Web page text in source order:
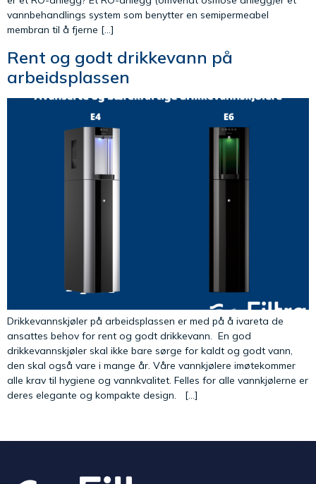
vannbehandlings system som benytter en semipermeabel
membran til å fjerne […]
Rent og godt drikkevann på
arbeidsplassen
Drikkevannskjøler på arbeidsplassen er med på å ivareta de
ansattes behov for rent og godt drikkevann. En god
drikkevannskjøler skal ikke bare sørge for kaldt og godt vann,
den skal også vare i mange år. Våre vannkjølere imøtekommer
alle krav til hygiene og vannkvalitet. Felles for alle vannkjølerne er
deres elegante og kompakte design. […]